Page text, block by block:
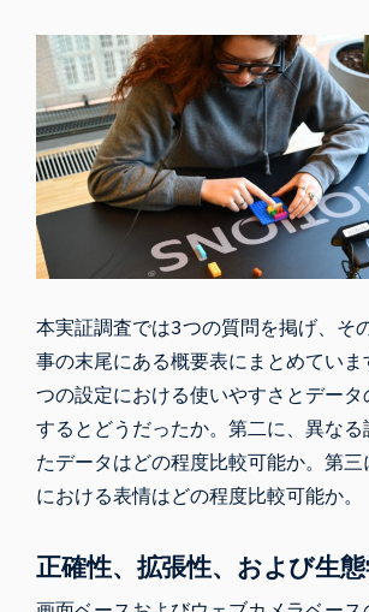
本実証調査では3つの質問を掲げ、そ
事の末尾にある概要表にまとめてい
つの設定における使いやすさとデー
するとどうだったか。第二に、異な
たデータはどの程度比較可能か。第
における表情はどの程度比較可能か。
正確性、拡張性、および生